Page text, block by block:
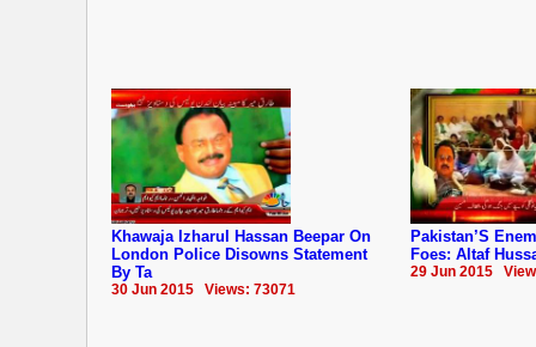
Khawaja Izharul Hassan Beepar On
London Police Disowns Statement
By Ta
30 Jun 2015 Views: 73071
Pakistan’S
Foes: Altaf
29 Jun 2015